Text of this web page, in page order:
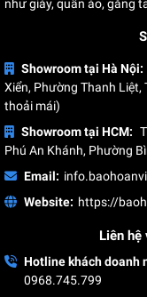
như giày, quần áo, găng
Showroom tại Hà Nội:
Xiển, Phường Thanh
thoải mái)
Showroom tại HCM:
Phú An Khánh, Phường
Email:
Website: https://
Liên
Hotline khách doanh
0968.745.799